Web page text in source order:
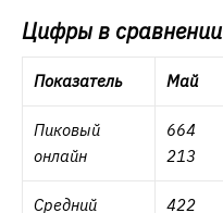
Цифры в сравнении
Показатель Май
Пиковый
онлайн
664
213
Средний
422